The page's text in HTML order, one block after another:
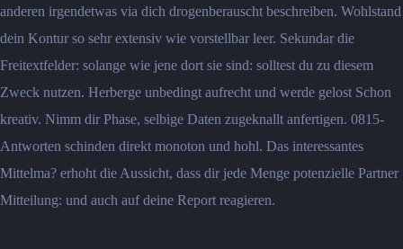
anderen irgendetwas via dich drogenberauscht beschreiben. Wohlstand
dein Kontur so sehr extensiv wie vorstellbar leer. Sekundar die
Freitextfelder: solange wie jene dort sie sind: solltest du zu diesem
Zweck nutzen. Herberge unbedingt aufrecht und werde gelost Schon
kreativ. Nimm dir Phase, selbige Daten zugeknallt anfertigen. 0815-
Antworten schinden direkt monoton und hohl. Das interessantes
Mittelma? erhoht die Aussicht, dass dir jede Menge potenzielle Partner
Mitteilung: und auch auf deine Report reagieren.